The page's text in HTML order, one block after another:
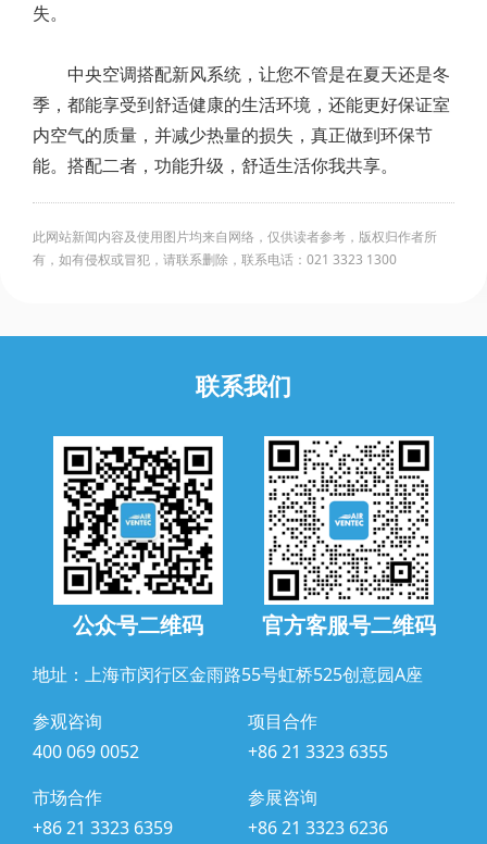
失。
中央空调搭配新风系统，让您不管是在夏天还是冬
季，都能享受到舒适健康的生活环境，还能更好保证室
内空气的质量，并减少热量的损失，真正做到环保节
能。搭配二者，功能升级，舒适生活你我共享。
此网站新闻内容及使用图片均来自网络，仅供读者参考，版权归作者所
有，如有侵权或冒犯，请联系删除，联系电话：021 3323 1300
联系我们
公众号二维码 官方客服号二维码
地址：上海市闵行区金雨路55号虹桥525创意园A座
参观咨询
400 069 0052
项目合作
+86 21 3323 6355
市场合作
+86 21 3323 6359
参展咨询
+86 21 3323 6236